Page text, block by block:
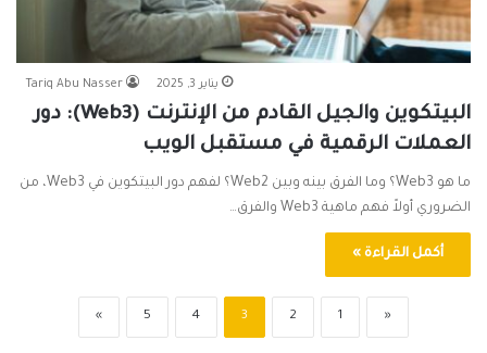
Tariq Abu Nasser يناير 3, 2025
البيتكوين والجيل القادم من الإنترنت (Web3): دور
العملات الرقمية في مستقبل الويب
ما هو Web3؟ وما الفرق بينه وبين Web2؟ لفهم دور البيتكوين في Web3، من
الضروري أولاً فهم ماهية Web3 والفرق…
أكمل القراءة »
«
1
2
3
4
5
»